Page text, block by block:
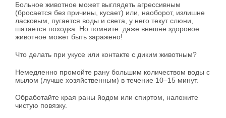
Больное животное может выглядеть агрессивным
(бросается без причины, кусает) или, наоборот, излишне
ласковым, пугается воды и света, у него текут слюни,
шатается походка. Но помните: даже внешне здоровое
животное может быть заражено!
Что делать при укусе или контакте с диким животным?
Немедленно промойте рану большим количеством воды с
мылом (лучше хозяйственным) в течение 10–15 минут.
Обработайте края раны йодом или спиртом, наложите
чистую повязку.